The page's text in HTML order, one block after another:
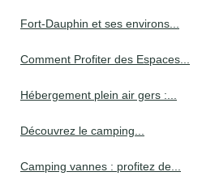
Fort-Dauphin et ses environs...
Comment Profiter des Espaces...
Hébergement plein air gers :...
Découvrez le camping...
Camping vannes : profitez de...